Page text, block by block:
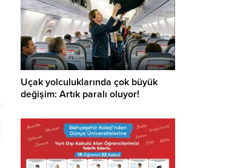
Uçak yolculuklarında çok büyük
değişim: Artık paralı oluyor!